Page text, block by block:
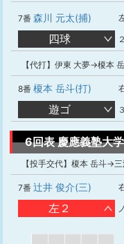
7番 森川 元太(捕)
四球
【代打】伊東 大夢→榎本
8番 榎本 岳斗(打)
遊ゴ
6回表 慶應義塾大学
【投手交代】榎本 岳斗→
7番 辻井 俊介(三)
左２